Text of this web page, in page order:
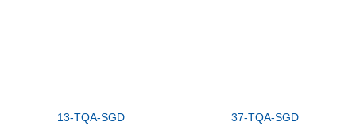
13-TQA-SGD 37-TQA-SGD